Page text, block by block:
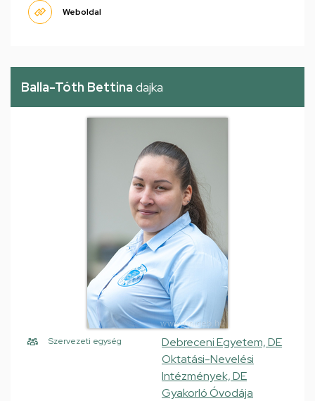
Weboldal
Balla-Tóth Bettina dajka
Szervezeti egység
Debreceni Egyetem, DE
Oktatási-Nevelési
Intézmények, DE
Gyakorló Óvodája